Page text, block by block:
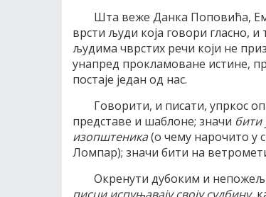
Шта веже Данка Поповића,
врсти људи која говори гласно,
људима чврстих речи који не
унапред прокламоване истине,
постаје један од нас.
Говорити, и писати, упркос
представе и шаблоне; значи бити
изопштеника(о чему нарочито у
Ломпар); значи бити на
Окренути дубоким и